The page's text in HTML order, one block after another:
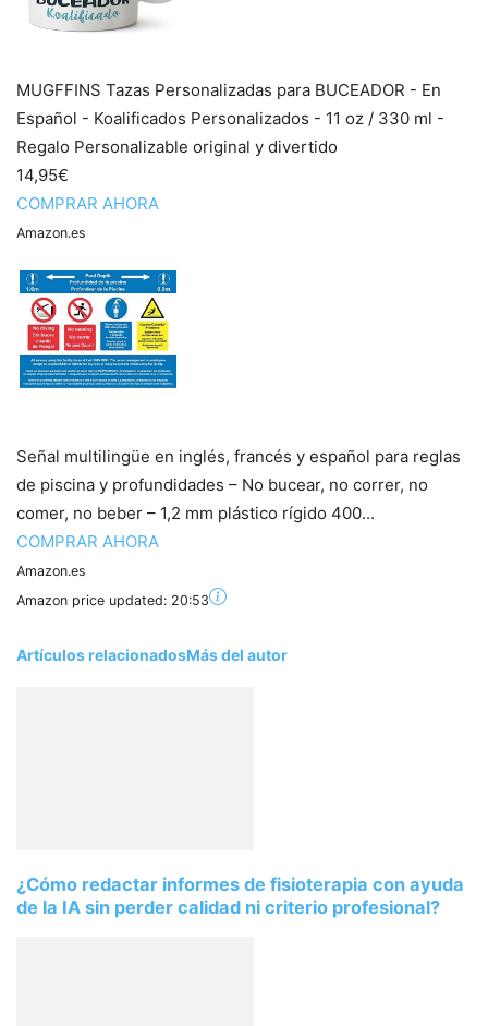
MUGFFINS Tazas Personalizadas para BUCEADOR - En
Español - Koalificados Personalizados - 11 oz / 330 ml -
Regalo Personalizable original y divertido
14,95€
COMPRAR AHORA
Amazon.es
Señal multilingüe en inglés, francés y español para reglas
de piscina y profundidades – No bucear, no correr, no
comer, no beber – 1,2 mm plástico rígido 400...
COMPRAR AHORA
Amazon.es
Amazon price updated: 20:53
Artículos relacionadosMás del autor
¿Cómo redactar informes de fisioterapia con ayuda
de la IA sin perder calidad ni criterio profesional?